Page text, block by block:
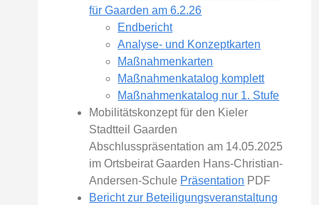
für Gaarden am 6.2.26
Endbericht
Analyse- und Konzeptkarten
Maßnahmenkarten
Maßnahmenkatalog komplett
Maßnahmenkatalog nur 1. Stufe
Mobilitätskonzept für den Kieler
Stadtteil Gaarden
Abschlusspräsentation am 14.05.2025
im Ortsbeirat Gaarden Hans-Christian-
Andersen-Schule Präsentation PDF
Bericht zur Beteiligungsveranstaltung